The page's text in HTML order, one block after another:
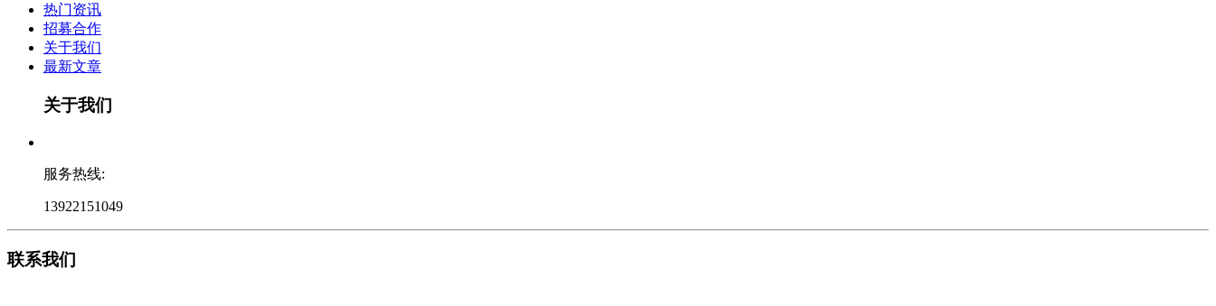
热门资讯
招募合作
关于我们
最新文章
关于我们
服务热线:
13922151049
联系我们